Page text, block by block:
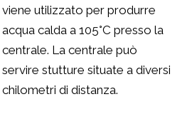
viene utilizzato per produrre
acqua calda a 105°C presso la
centrale. La centrale può
servire stutture situate a diversi
chilometri di distanza.